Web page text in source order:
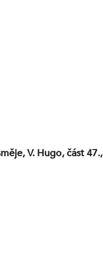
V. Hugo, část 47.,